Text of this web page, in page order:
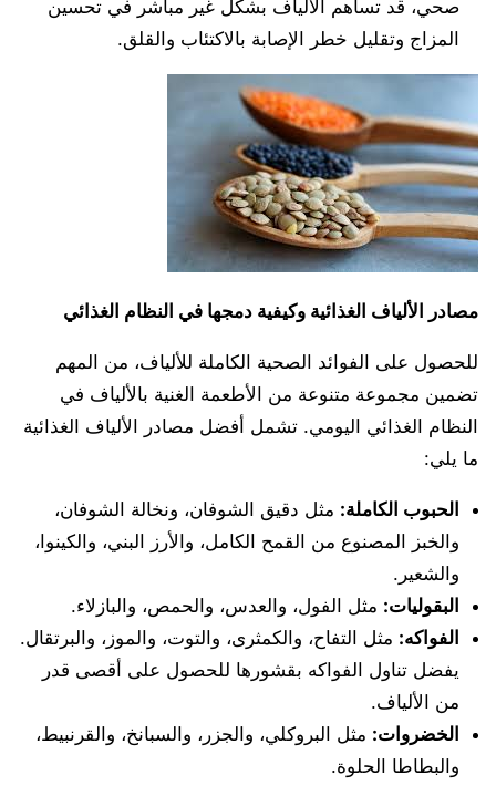
صحي، قد تساهم الألياف بشكل غير مباشر في تحسين
المزاج وتقليل خطر الإصابة بالاكتئاب والقلق.
مصادر الألياف الغذائية وكيفية دمجها في النظام الغذائي
للحصول على الفوائد الصحية الكاملة للألياف، من المهم
تضمين مجموعة متنوعة من الأطعمة الغنية بالألياف في
النظام الغذائي اليومي. تشمل أفضل مصادر الألياف الغذائية
ما يلي:
الحبوب الكاملة: مثل دقيق الشوفان، ونخالة الشوفان،
والخبز المصنوع من القمح الكامل، والأرز البني، والكينوا،
والشعير.
البقوليات: مثل الفول، والعدس، والحمص، والبازلاء.
الفواكه: مثل التفاح، والكمثرى، والتوت، والموز، والبرتقال.
يفضل تناول الفواكه بقشورها للحصول على أقصى قدر
من الألياف.
الخضروات: مثل البروكلي، والجزر، والسبانخ، والقرنبيط،
والبطاطا الحلوة.